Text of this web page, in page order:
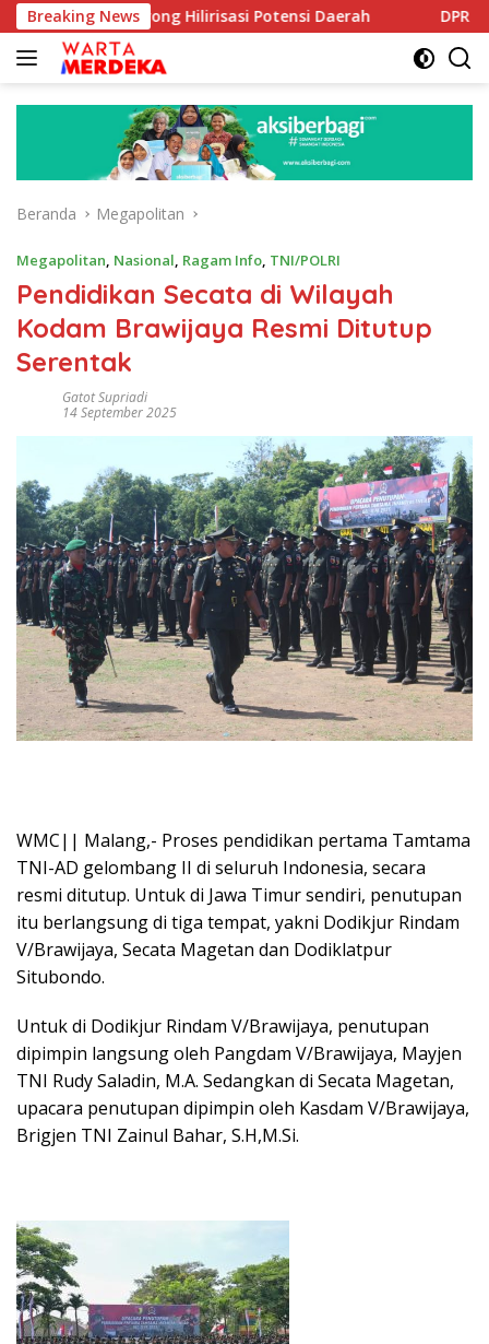
Langsung
ke
konten
Breaking News
Hilirisasi Potensi Daerah DPR Dorong
Beranda Megapolitan
Megapolitan, Nasional, Ragam Info, TNI/POLRI
Pendidikan Secata di Wilayah
Kodam Brawijaya Resmi Ditutup
Serentak
Gatot Supriadi
14 September 2025
WMC|| Malang,- Proses pendidikan pertama Tamtama
TNI-AD gelombang II di seluruh Indonesia, secara
resmi ditutup. Untuk di Jawa Timur sendiri, penutupan
itu berlangsung di tiga tempat, yakni Dodikjur Rindam
V/Brawijaya, Secata Magetan dan Dodiklatpur
Situbondo.
Untuk di Dodikjur Rindam V/Brawijaya, penutupan
dipimpin langsung oleh Pangdam V/Brawijaya, Mayjen
TNI Rudy Saladin, M.A. Sedangkan di Secata Magetan,
upacara penutupan dipimpin oleh Kasdam V/Brawijaya,
Brigjen TNI Zainul Bahar, S.H,M.Si.